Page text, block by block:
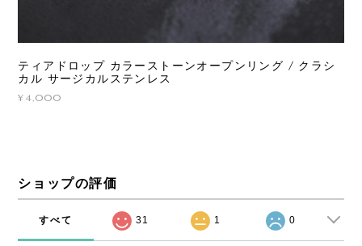
ティアドロップ カラーストーンオープンリング / クラシ
カル サージカルステンレス
¥4,000
ショップの評価
すべて 31 1 0